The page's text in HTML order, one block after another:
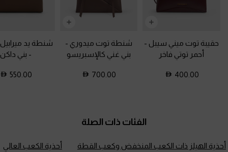
حقيبة توت ميني سيبل -
أحمر توتي فاخر
400.00
شنطة توت ميدوري -
بني غني كالإسبريسو
700.00
شنطة يد
- بني داكن
550.00
الفئات ذات الصلة
أحذية الهيلز ذات الكعب المنخفض وكعب القطة
أحذية الكعب العالي